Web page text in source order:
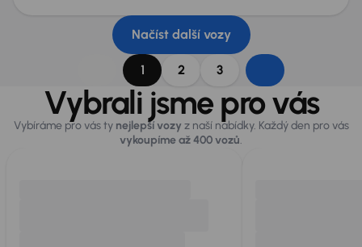
Načíst další vozy
1 2 3
Vybrali jsme pro vás
Vybíráme pro vás ty nejlepší vozy z naší nabídky. Každý den pro vás
vykoupíme až 400 vozů.